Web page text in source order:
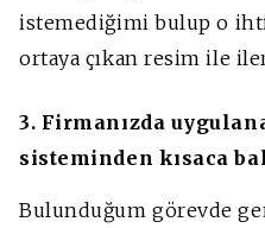
istemediğimi bulup o
ortaya çıkan resim ile
3. Firmanızda
sisteminden kısaca
Bulunduğum görevde